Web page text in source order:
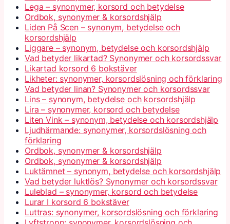
Lega – synonymer, korsord och betydelse
Ordbok, synonymer & korsordshjälp
Liden På Scen – synonym, betydelse och
korsordshjälp
Liggare – synonym, betydelse och korsordshjälp
Vad betyder likartad? Synonymer och korsordssvar
Likartad korsord 6 bokstäver
Likheter: synonymer, korsordslösning och förklaring
Vad betyder linan? Synonymer och korsordssvar
Lins – synonym, betydelse och korsordshjälp
Lira – synonymer, korsord och betydelse
Liten Vink – synonym, betydelse och korsordshjälp
Ljudhärmande: synonymer, korsordslösning och
förklaring
Ordbok, synonymer & korsordshjälp
Ordbok, synonymer & korsordshjälp
Luktämnet – synonym, betydelse och korsordshjälp
Vad betyder luktlös? Synonymer och korsordssvar
Luleblad – synonymer, korsord och betydelse
Lurar I korsord 6 bokstäver
Luttras: synonymer, korsordslösning och förklaring